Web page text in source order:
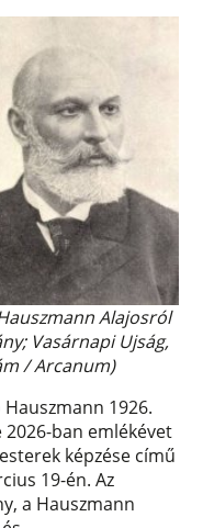
Alajosról
Vasárnapi Ujság,
/ Arcanum)
1926.
ban emlékévet
képzése című
19-én. Az
a Hauszmann